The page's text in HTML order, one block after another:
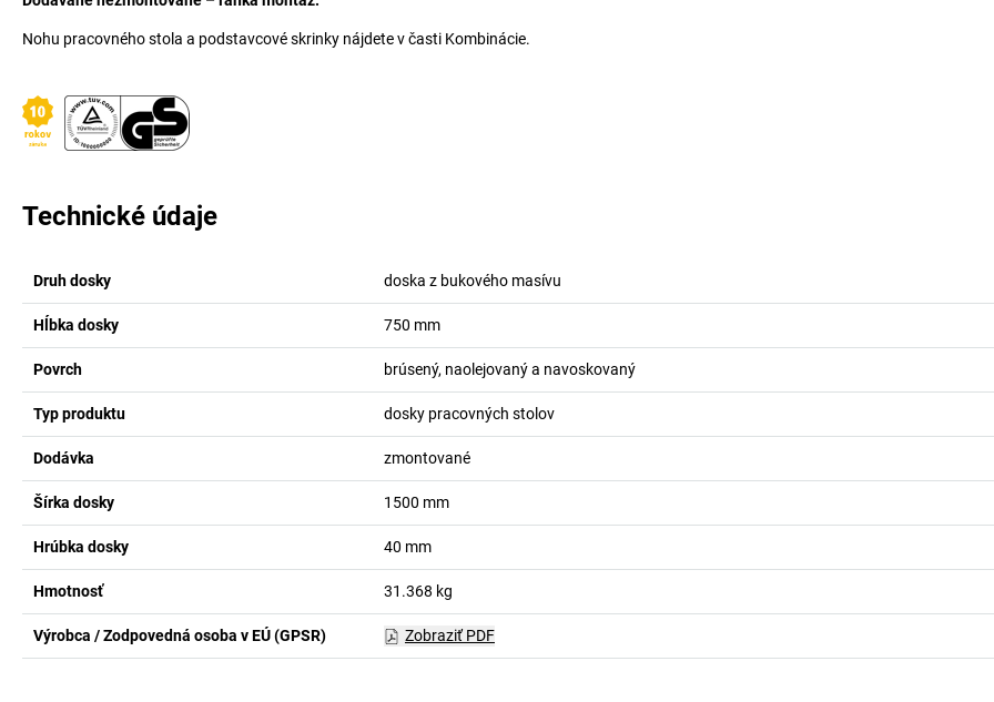
Nohu pracovného stola a podstavcové skrinky nájdete v časti Kombinácie.
Technické údaje
Druh dosky doska z bukového masívu
Hĺbka dosky 750 mm
Povrch brúsený, naolejovaný a navoskovaný
Typ produktu dosky pracovných stolov
Dodávka zmontované
Šírka dosky 1500 mm
Hrúbka dosky 40 mm
Hmotnosť 31.368 kg
Výrobca / Zodpovedná osoba v EÚ (GPSR) Zobraziť PDF